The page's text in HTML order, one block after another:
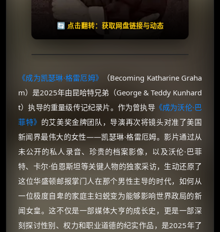
🔄 点击翻转：获取网盘链接与动态
失效请反馈
🧧️
《成为凯瑟琳·格雷厄姆》
（Becoming Katharine Graha
m）是2025年由昆哈特兄弟（George & Teddy Kunhard
t）执导的重量级传记纪录片。作为曾执导《成为沃伦·巴
菲特》 的艾美奖金牌团队，导演再次将镜头对准了美国
新闻界最伟大的女性——凯瑟琳·格雷厄姆。影片通过从
未公开的私人录音、珍贵的档案影像，以及沃伦·巴菲
特、卡尔·伯恩斯坦等关键人物的独家采访，生动还原了
这位华盛顿邮报掌门人在那个男性主导的时代，如何从
一位极度自卑的家庭主妇蜕变为能够影响世界政局的新
闻女皇。这不仅是一部媒体大亨的成长史，更是一部深
刻探讨性别、权力和职业道德的纪实作品，是2025年了